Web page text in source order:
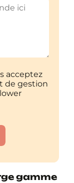
acceptez
de gestion
gamme